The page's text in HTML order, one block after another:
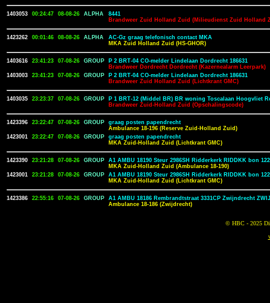
1403053 00:24:47 08-08-26 ALPHA
8441
Brandweer Zuid Holland Zuid (Milieudienst Zuid Holland
1423262 00:01:46 08-08-26 ALPHA
AC-Gz graag telefonisch contact MKA
MKA Zuid Holland Zuid (HS-GHOR)
1403616 23:41:23 07-08-26 GROUP
P 2 BRT-04 CO-melder Lindelaan Dordrecht 186631
Brandweer Dordrecht Dordrecht (Kazernealarm Leerpark)
1403003
23:41:23 07-08-26 GROUP
P 2 BRT-04 CO-melder Lindelaan Dordrecht 186631
Brandweer Zuid Holland Zuid (Lichtkrant GMC)
1403035 23:23:37 07-08-26 GROUP
P 1 BRT-12 (Middel BR) BR woning Toscalaan Hoogvliet
Brandweer Zuid-Holland Zuid (Opschalingscode)
1423396 23:22:47 07-08-26 GROUP
graag posten papendrecht
Ambulance 18-196 (Reserve Zuid-Holland Zuid)
1423001
23:22:47 07-08-26 GROUP
graag posten papendrecht
MKA Zuid-Holland Zuid (Lichtkrant GMC)
1423390 23:21:28 07-08-26 GROUP
A1 AMBU 18190 Steur 2986SH Ridderkerk RIDDKK bon
MKA Zuid-Holland Zuid (Ambulance 18-190)
1423001
23:21:28 07-08-26 GROUP
A1 AMBU 18190 Steur 2986SH Ridderkerk RIDDKK bon
MKA Zuid-Holland Zuid (Lichtkrant GMC)
1423386 22:55:16 07-08-26 GROUP
A1 AMBU 18186 Rembrandtstraat 3331CP Zwijndrecht
Ambulance 18-186 (Zwijdrecht)
© HBC - 2025